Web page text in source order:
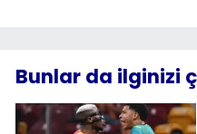
Bunlar da ilginizi